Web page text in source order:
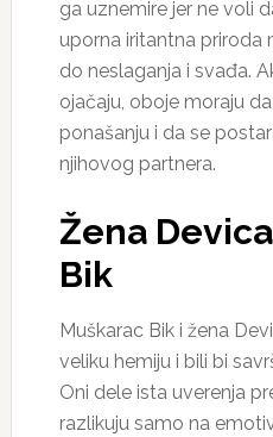
ga uznemire jer ne voli
uporna iritantna priroda
do neslaganja i svađa.
ojačaju, oboje moraju
ponašanju i da se
njihovog partnera.
Žena
Bik
Muškarac Bik i žena
veliku hemiju i bili bi
Oni dele ista uverenja
razlikuju samo na